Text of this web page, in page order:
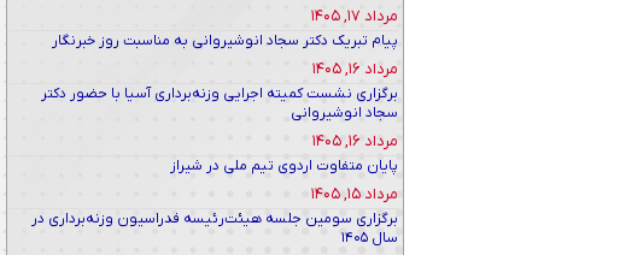
مرداد ۱۷, ۱۴۰۵
پیام تبریک دکتر سجاد انوشیروانی به مناسبت روز خبرنگار
مرداد ۱۶, ۱۴۰۵
برگزاری نشست کمیته اجرایی وزنه‌برداری آسیا با حضور دکتر
سجاد انوشیروانی
مرداد ۱۶, ۱۴۰۵
پایان متفاوت اردوی تیم ملی در شیراز
مرداد ۱۵, ۱۴۰۵
برگزاری سومین جلسه هیئت‌رئیسه فدراسیون وزنه‌برداری در
سال ۱۴۰۵